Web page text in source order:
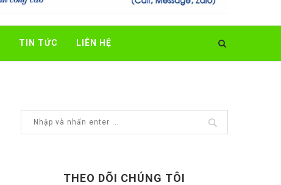
TIN TỨC LIÊN HỆ
THEO DÕI CHÚNG TÔI